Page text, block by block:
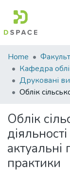
Communities
&
Collections
Statistics
Home
Облік
актуальні
практики